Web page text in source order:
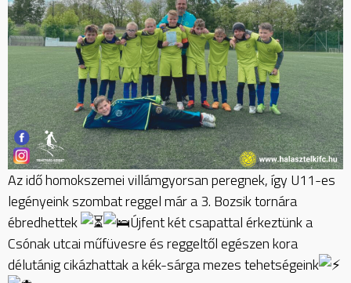
Az idő homokszemei villámgyorsan peregnek, így U11-es
legényeink szombat reggel már a 3. Bozsik tornára
ébredhettek
Újfent két csapattal érkeztünk a
Csónak utcai műfüvesre és reggeltől egészen kora
délutánig cikázhattak a kék-sárga mezes tehetségeink